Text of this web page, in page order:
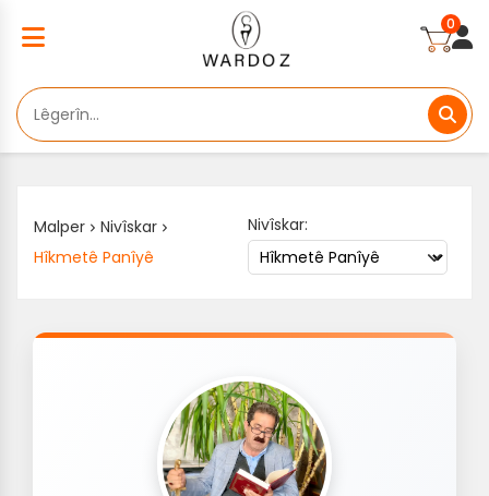
0
Malper
Nivîskar
Hîkmetê Panîyê
Nivîskar: